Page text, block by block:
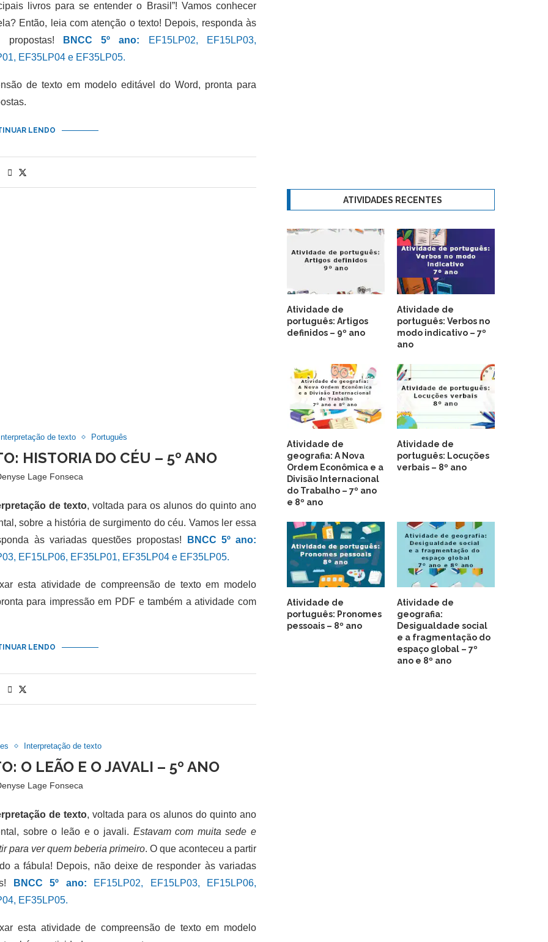
livros para se entender o Brasil”! Vamos conhecer
Então, leia com atenção o texto! Depois, responda às
propostas!
BNCC 5º ano: EF15LP02, EF15LP03,
EF35LP04 e EF35LP05.
de texto em modelo editável do Word, pronta para
LENDO
de texto Português
HISTORIA DO CÉU – 5º ANO
Lage Fonseca
de texto, voltada para os alunos do quinto ano
sobre a história de surgimento do céu. Vamos ler essa
às variadas questões propostas!
BNCC 5º ano:
EF15LP06, EF35LP01, EF35LP04 e EF35LP05.
atividade de compreensão de texto em modelo
para impressão em PDF e também a atividade com
LENDO
Interpretação de texto
O LEÃO E O JAVALI – 5º ANO
Lage Fonseca
de texto, voltada para os alunos do quinto ano
sobre o leão e o javali. Estavam com muita sede e
para ver quem beberia primeiro. O que aconteceu a partir
a fábula! Depois, não deixe de responder às variadas
BNCC 5º ano: EF15LP02, EF15LP03, EF15LP06,
EF35LP05.
atividade de compreensão de texto em modelo
ATIVIDADES RECENTES
Atividade de
português: Artigos
definidos – 9º ano
Atividade de
português: Verbos no
modo indicativo – 7º
ano
Atividade de
geografia: A Nova
Ordem Econômica e a
Divisão Internacional
do Trabalho – 7º ano
e 8º ano
Atividade de
português: Locuções
verbais – 8º ano
Atividade de
português: Pronomes
pessoais – 8º ano
Atividade de
geografia:
Desigualdade social
e a fragmentação do
espaço global – 7º
ano e 8º ano